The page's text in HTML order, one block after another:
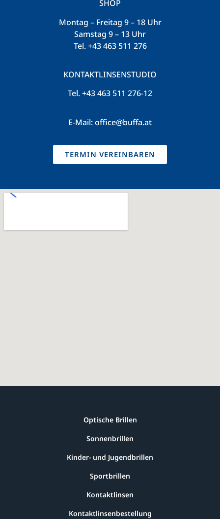
SHOP
Montag – Freitag 9 – 18 Uhr
Samstag 9 – 13 Uhr
Tel.+43 463 511 276
KONTAKTLINSENSTUDIO
Tel.+43 463 511 276-12
E-Mail:office@buffa.at
TERMIN VEREINBAREN
Optische Brillen
Sonnenbrillen
Kinder- und Jugendbrillen
Sportbrillen
Kontaktlinsen
Kontaktlinsenbestellung